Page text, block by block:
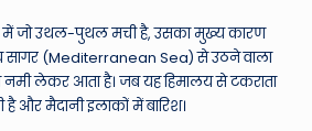
जो उथल-पुथल मची है, उसका मुख्य कारण
सागर (Mediterranean Sea) से उठने वाला
लेकर आता है। जब यह हिमालय से टकराता
है और मैदानी इलाकों में बारिश।